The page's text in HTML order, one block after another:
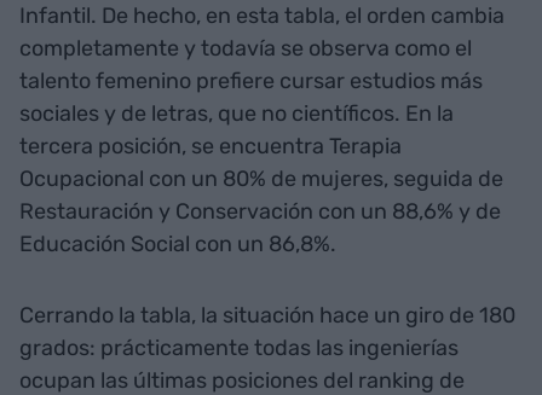
Infantil. De hecho, en esta tabla, el orden cambia
completamente y todavía se observa como el
talento femenino prefiere cursar estudios más
sociales y de letras, que no científicos. En la
tercera posición, se encuentra Terapia
Ocupacional con un 80% de mujeres, seguida de
Restauración y Conservación con un 88,6% y de
Educación Social con un 86,8%.
Cerrando la tabla, la situación hace un giro de 180
grados: prácticamente todas las ingenierías
ocupan las últimas posiciones del ranking de